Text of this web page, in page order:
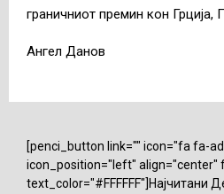
граничниот премин кон Грција,
Ангел Данов
[penci_button link="" icon="fa fa-
icon_position="left" align="center"
text_color="#FFFFFF"]Најчитани